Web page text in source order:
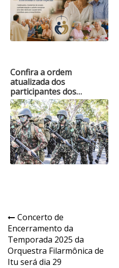
Confira a ordem
atualizada dos
participantes dos…
Navegação
de
Post
Concerto de
Encerramento da
Temporada 2025 da
Orquestra Filarmônica de
Itu será dia 29